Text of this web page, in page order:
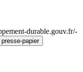
durable.gouv.fr/-
papier